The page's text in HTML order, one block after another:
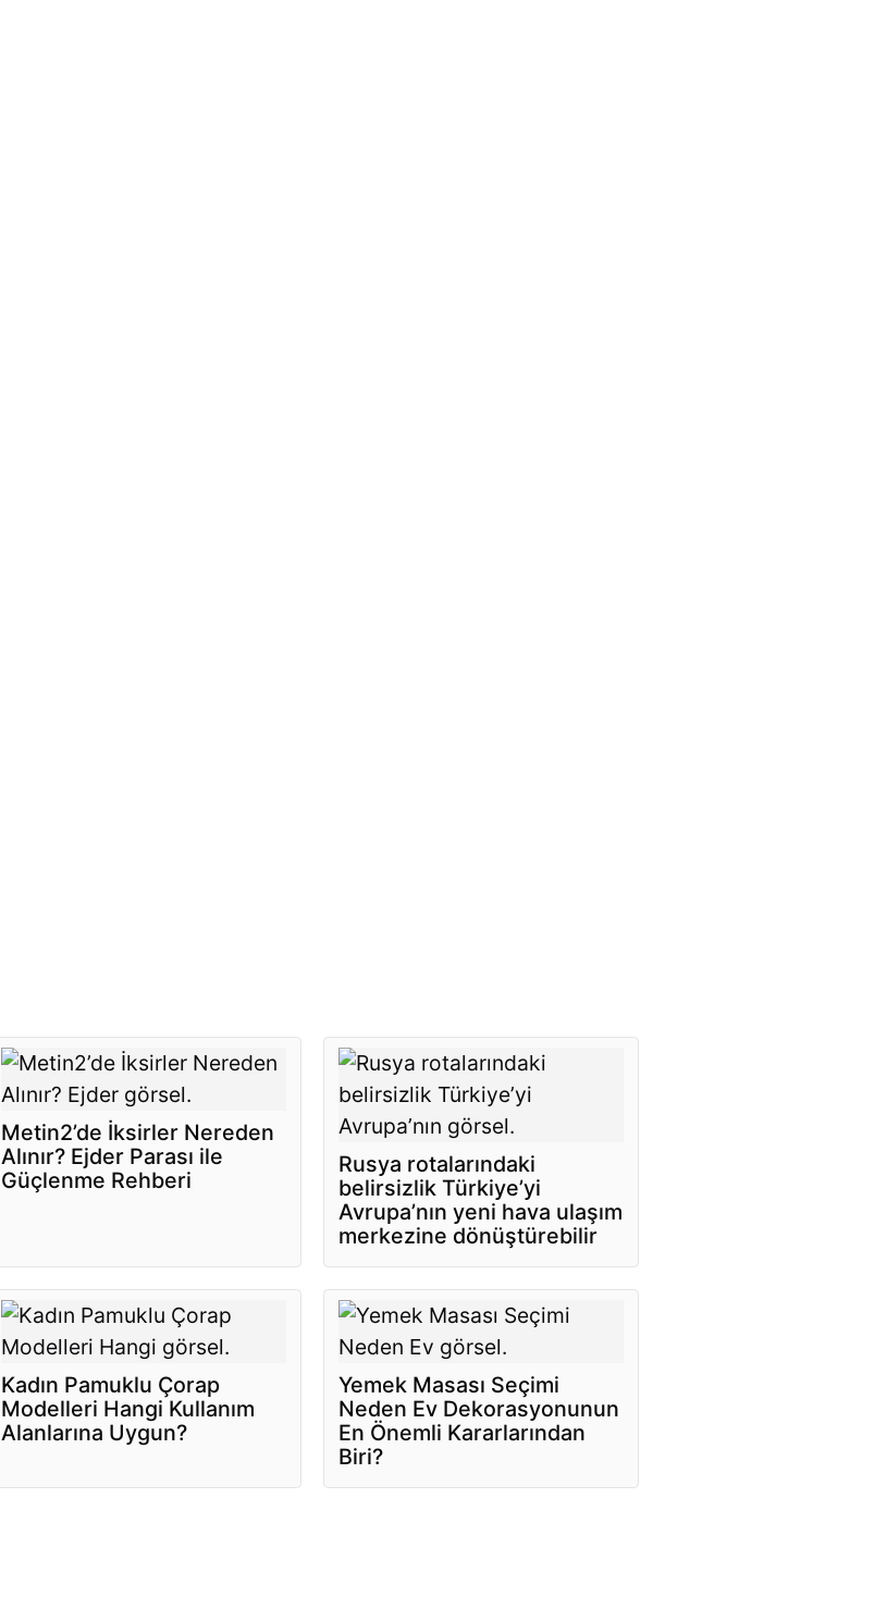
Metin2’de İksirler Nereden
Alınır? Ejder Parası ile
Güçlenme Rehberi
Rusya rotalarındaki
belirsizlik Türkiye’yi
Avrupa’nın yeni hava ulaşım
merkezine dönüştürebilir
Kadın Pamuklu Çorap
Modelleri Hangi Kullanım
Alanlarına Uygun?
Yemek Masası Seçimi
Neden Ev Dekorasyonunun
En Önemli Kararlarından
Biri?